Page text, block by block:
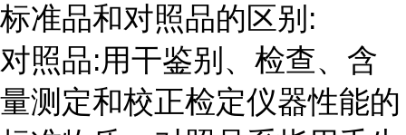
标准品和对照品的区别:
对照品:用干鉴别、检查、含
量测定和校正检定仪器性能的